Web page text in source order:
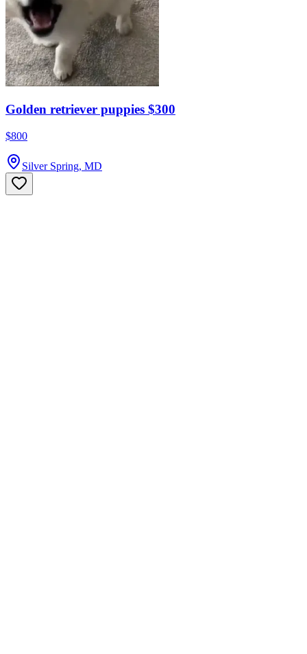
Golden retriever puppies $300
$800
Silver Spring, MD